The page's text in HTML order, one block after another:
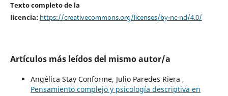
Texto completo de la
licencia: https://creativecommons.org/licenses/by-nc-nd/4.0/
Artículos más leídos del mismo autor/a
Angélica Stay Conforme, Julio Paredes Riera ,
Pensamiento complejo y psicología descriptiva en